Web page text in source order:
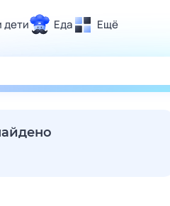
дети Еда Ещё
и отдых